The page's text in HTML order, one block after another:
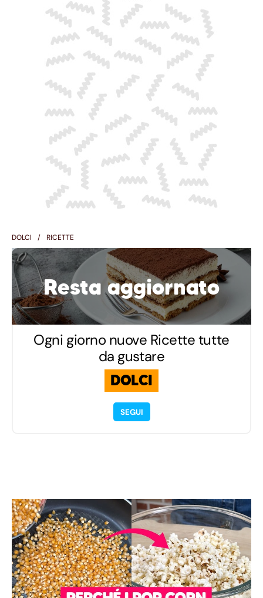
DOLCI RICETTE
Resta aggiornato
Ogni giorno nuove Ricette tutte
da gustare
DOLCI
SEGUI